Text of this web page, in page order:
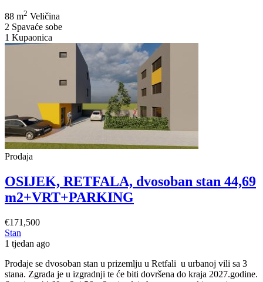
2.kat
88 m2 Veličina
2 Spavaće sobe
1 Kupaonica
Prodaja
OSIJEK, RETFALA, dvosoban stan 44,69
m2+VRT+PARKING
€171,500
Stan
1 tjedan ago
Prodaje se dvosoban stan u prizemlju u Retfali u urbanoj vili sa 3
stana. Zgrada je u izgradnji te će biti dovršena do kraja 2027.godine.